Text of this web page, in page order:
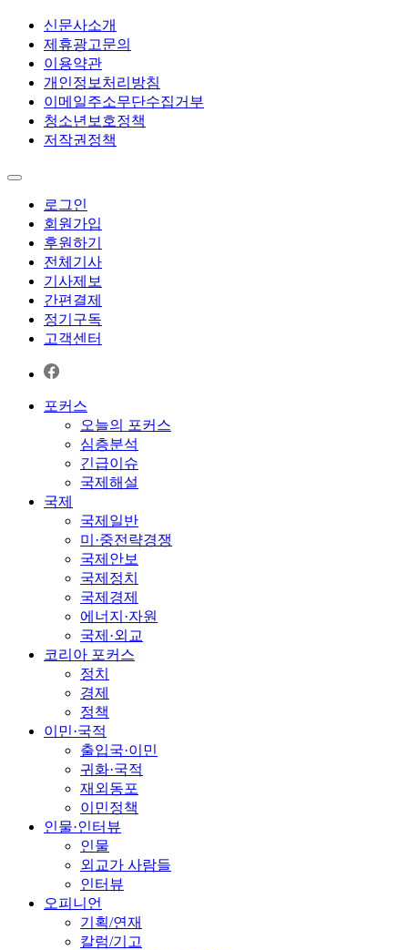
신문사소개
제휴광고문의
이용약관
개인정보처리방침
이메일주소무단수집거부
청소년보호정책
저작권정책
로그인
회원가입
후원하기
전체기사
기사제보
간편결제
정기구독
고객센터
포커스
오늘의 포커스
심층분석
긴급이슈
국제해설
국제
국제일반
미·중전략경쟁
국제안보
국제정치
국제경제
에너지·자원
국제·외교
코리아 포커스
정치
경제
정책
이민·국적
출입국·이민
귀화·국적
재외동포
이민정책
인물·인터뷰
인물
외교가 사람들
인터뷰
오피니언
기획/연재
칼럼/기고